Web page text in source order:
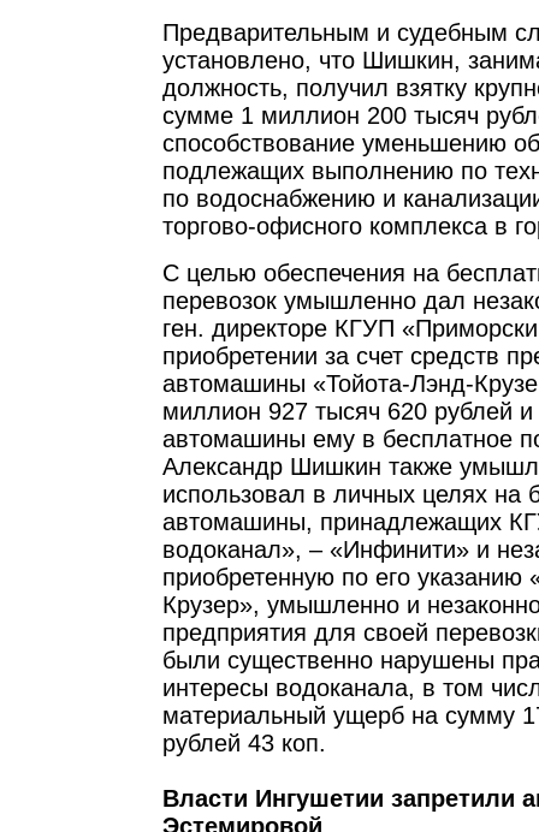
Предварительным и судебным
установлено, что Шишкин,
должность, получил взятку
сумме 1 миллион 200 тысяч
способствование уменьшению
подлежащих выполнению по
по водоснабжению и
торгово-офисного комплекса в
С целью обеспечения на
перевозок умышленно дал
ген. директоре КГУП
приобретении за счет средств
автомашины «Тойота-Лэнд-
миллион 927 тысяч 620 рублей
автомашины ему в бесплатное
Александр Шишкин также
использовал в личных целях на
автомашины, принадлежащих
водоканал», – «Инфинити» и
приобретенную по его указанию
Крузер», умышленно и
предприятия для своей
были существенно нарушены
интересы водоканала, в том
материальный ущерб на сумму
рублей 43 коп.
Власти Ингушетии запретили
Эстемировой